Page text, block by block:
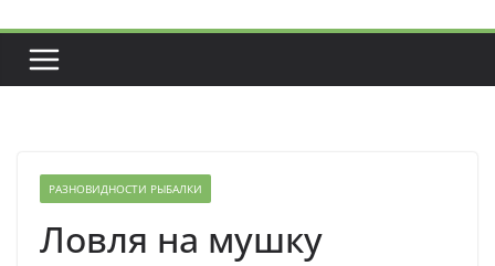
РАЗНОВИДНОСТИ РЫБАЛКИ
Ловля на мушку